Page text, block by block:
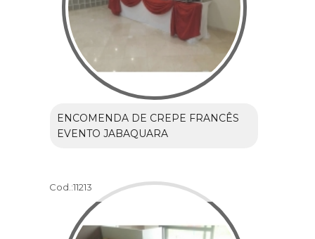
ENCOMENDA DE CREPE FRANCÊS
EVENTO JABAQUARA
Cod.:11213